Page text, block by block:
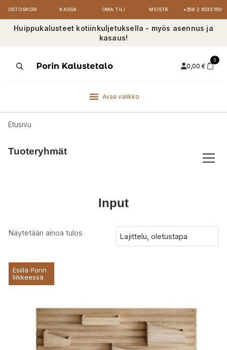
OSTOSKORI KASSA OMA TILI MEISTÄ +358 2 6333 150
Huippukalusteet kotiinkuljetuksella - myös asennus ja
kasaus!
ProductsPorin Kalustetalo 0,00 €
0
Avaa valikko
Etusivu
Tuoteryhmät
Input
Näytetään ainoa tulos
Esillä Porin
liikkeessä